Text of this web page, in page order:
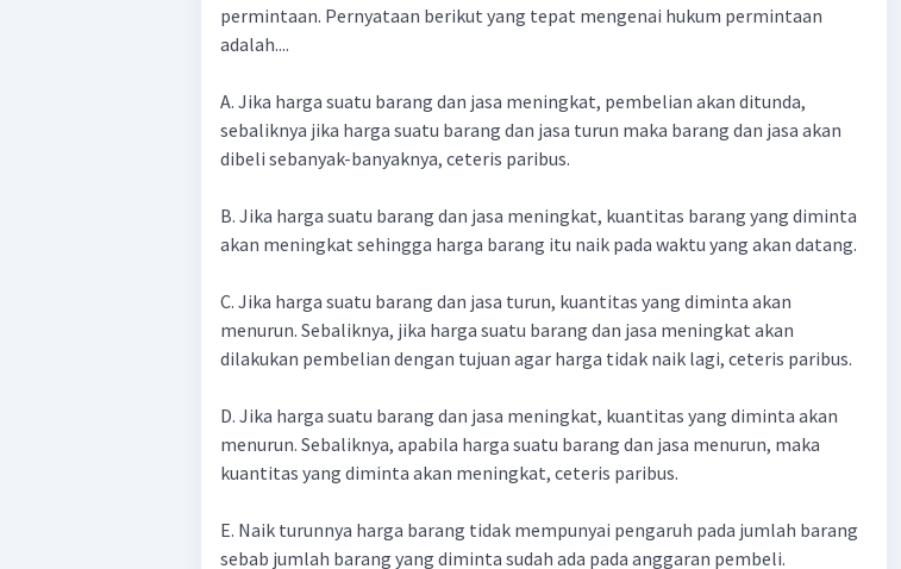
permintaan. Pernyataan berikut yang tepat mengenai hukum permintaan
adalah....
A. Jika harga suatu barang dan jasa meningkat, pembelian akan ditunda,
sebaliknya jika harga suatu barang dan jasa turun maka barang dan jasa akan
dibeli sebanyak-banyaknya, ceteris paribus.
B. Jika harga suatu barang dan jasa meningkat, kuantitas barang yang diminta
akan meningkat sehingga harga barang itu naik pada waktu yang akan datang.
C. Jika harga suatu barang dan jasa turun, kuantitas yang diminta akan
menurun. Sebaliknya, jika harga suatu barang dan jasa meningkat akan
dilakukan pembelian dengan tujuan agar harga tidak naik lagi, ceteris paribus.
D. Jika harga suatu barang dan jasa meningkat, kuantitas yang diminta akan
menurun. Sebaliknya, apabila harga suatu barang dan jasa menurun, maka
kuantitas yang diminta akan meningkat, ceteris paribus.
E. Naik turunnya harga barang tidak mempunyai pengaruh pada jumlah barang
sebab jumlah barang yang diminta sudah ada pada anggaran pembeli.